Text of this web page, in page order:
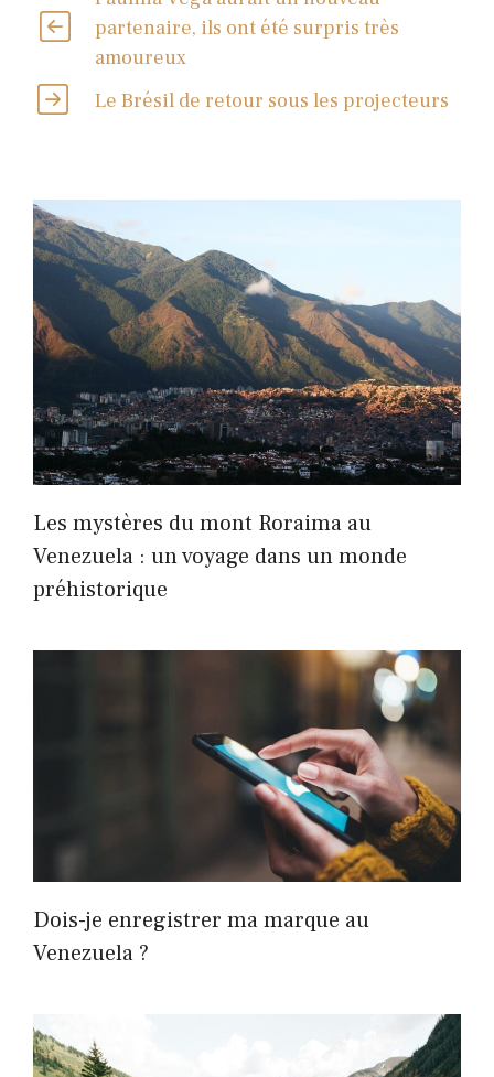
partenaire, ils ont été surpris très
amoureux
Le Brésil de retour sous les projecteurs
Les mystères du mont Roraima au
Venezuela : un voyage dans un monde
préhistorique
Dois-je enregistrer ma marque au
Venezuela ?